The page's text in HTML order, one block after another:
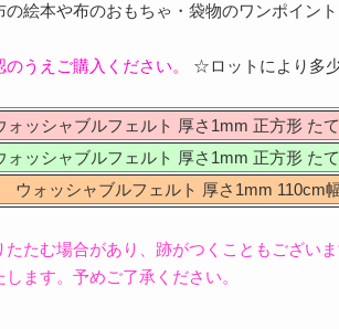
絵本や布のおもちゃ・袋物のワンポイン
うえご購入ください。 ☆ロットにより多
ッシャブルフェルト 厚さ1mm 正方形 た
ッシャブルフェルト 厚さ1mm 正方形 た
ウォッシャブルフェルト 厚さ1mm 110cm
たむ場合があり、跡がつくこともございま
ます。予めご了承ください。